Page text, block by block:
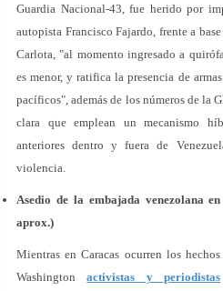
Guardia Nacional-43, fue herido por
autopista Francisco Fajardo, frente a
Carlota, "al momento ingresado a
es menor, y ratifica la presencia de
pacíficos", además de los números de la
clara que emplean un mecanismo
anteriores dentro y fuera de
violencia.
Asedio de la embajada venezolana
aprox.)
Mientras en Caracas ocurren los
Washingtonactivistas y periodistas